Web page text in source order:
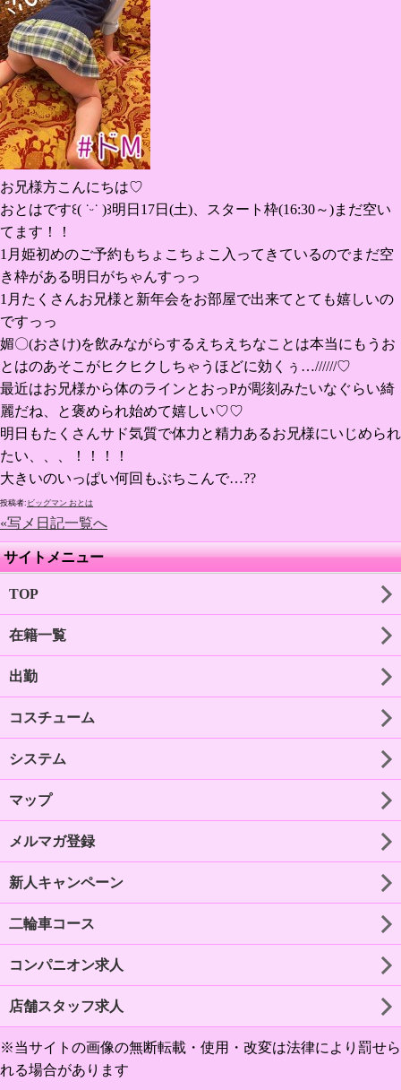
お兄様方こんにちは♡
おとはです꒰( ˙ᵕ‎˙ )꒱明日17日(土)、スタート枠(16:30～)まだ空い
てます！！
1月姫初めのご予約もちょこちょこ入ってきているのでまだ空
き枠がある明日がちゃんすっっ
1月たくさんお兄様と新年会をお部屋で出来てとても嬉しいの
ですっっ
媚〇(おさけ)を飲みながらするえちえちなことは本当にもうお
とはのあそこがヒクヒクしちゃうほどに効くぅ…//////♡
最近はお兄様から体のラインとおっPが彫刻みたいなぐらい綺
麗だね、と褒められ始めて嬉しい♡♡
明日もたくさんサド気質で体力と精力あるお兄様にいじめられ
たい、、、！！！！
大きいのいっぱい何回もぶちこんで…??
投稿者: ビッグマン おとは
«写メ日記一覧へ
サイトメニュー
TOP
在籍一覧
出勤
コスチューム
システム
マップ
メルマガ登録
新人キャンペーン
二輪車コース
コンパニオン求人
店舗スタッフ求人
※当サイトの画像の無断転載・使用・改変は法律により罰せら
れる場合があります